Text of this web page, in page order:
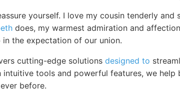
yourself. I love my cousin tenderly and
does, my warmest admiration and
the expectation of our union.
cutting-edge solutions designed to
tools and powerful features, we help
before.